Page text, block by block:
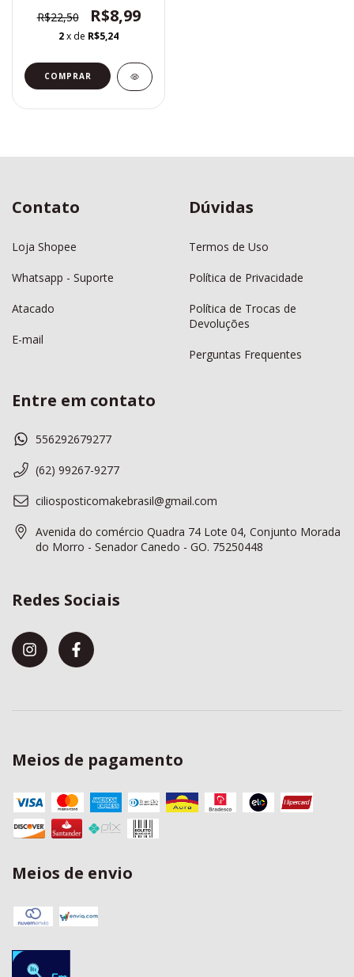
R$22,50 R$8,99
2x de R$5,24
COMPRAR
Contato
Loja Shopee
Whatsapp - Suporte
Atacado
E-mail
Dúvidas
Termos de Uso
Política de Privacidade
Política de Trocas de
Devoluções
Perguntas Frequentes
Entre em contato
556292679277
(62) 99267-9277
ciliosposticomakebrasil@gmail.com
Avenida do comércio Quadra 74 Lote 04, Conjunto Morada
do Morro - Senador Canedo - GO. 75250448
Redes Sociais
Meios de pagamento
Meios de envio